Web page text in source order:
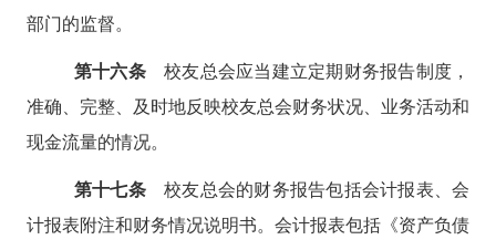
部门的监督。
第十六条校友总会应当建立定期财务报告制度，
准确、完整、及时地反映校友总会财务状况、业务活动和
现金流量的情况。
第十七条校友总会的财务报告包括会计报表、会
计报表附注和财务情况说明书。会计报表包括《资产负债